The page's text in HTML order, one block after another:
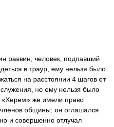
раввин; человек, подпавший
в траур, ему нельзя было
на расстоянии 4 шагов от
но ему нельзя было
«Херем» же имели право
общины; он оглашался
и совершенно отлучал